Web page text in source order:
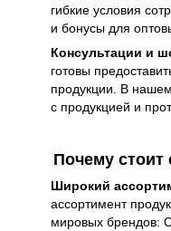
гибкие условия
и бонусы для
Консультации и
готовы
продукции. В
с продукцией и
Почему стоит
Широкий
ассортимент
мировых брендов: